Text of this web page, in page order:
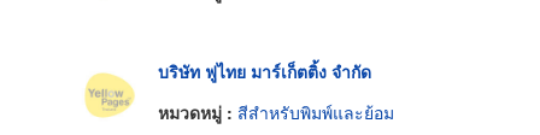
บริษัท ฟูไทย มาร์เก็ตติ้ง จำกัด
หมวดหมู่ : สีสำหรับพิมพ์และย้อม